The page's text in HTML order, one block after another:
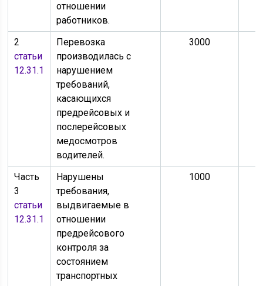
отношении
работников.
2
статьи
12.31.1
Перевозка
производилась с
нарушением
требований,
касающихся
предрейсовых и
послерейсовых
медосмотров
водителей.
3000
Часть
3
статьи
12.31.1
Нарушены
требования,
выдвигаемые в
отношении
предрейсового
контроля за
состоянием
транспортных
1000